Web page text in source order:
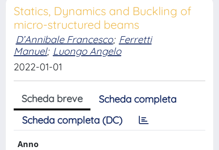
Statics, Dynamics and Buckling of
micro-structured beams
D’Annibale Francesco; Ferretti
Manuel; Luongo Angelo
2022-01-01
Scheda breve
Scheda completa
Scheda completa (DC)
Anno